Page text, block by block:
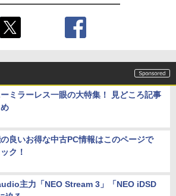
ミラーレス一眼の大特集！ 見どころ記事
良いお得な中古PC情報はこのページで
ク！
主力「NEO Stream 3」「NEO iDSD